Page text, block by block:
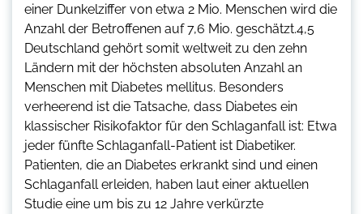
einer Dunkelziffer von etwa 2 Mio. Menschen wird die
Anzahl der Betroffenen auf 7,6 Mio. geschätzt.4,5
Deutschland gehört somit weltweit zu den zehn
Ländern mit der höchsten absoluten Anzahl an
Menschen mit Diabetes mellitus. Besonders
verheerend ist die Tatsache, dass Diabetes ein
klassischer Risikofaktor für den Schlaganfall ist: Etwa
jeder fünfte Schlaganfall-Patient ist Diabetiker.
Patienten, die an Diabetes erkrankt sind und einen
Schlaganfall erleiden, haben laut einer aktuellen
Studie eine um bis zu 12 Jahre verkürzte